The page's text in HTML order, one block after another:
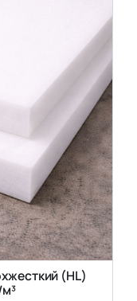
(HL)